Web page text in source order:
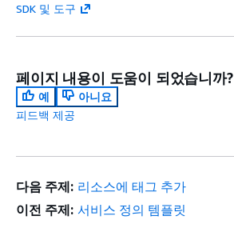
SDK 및 도구
페이지 내용이 도움이 되었습니까?
예
아니요
피드백 제공
다음 주제: 리소스에 태그 추가
이전 주제: 서비스 정의 템플릿